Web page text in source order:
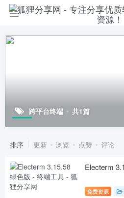
跨平台终端 共1篇
排序 更新 浏览 点赞 评论
Electerm
免费资源